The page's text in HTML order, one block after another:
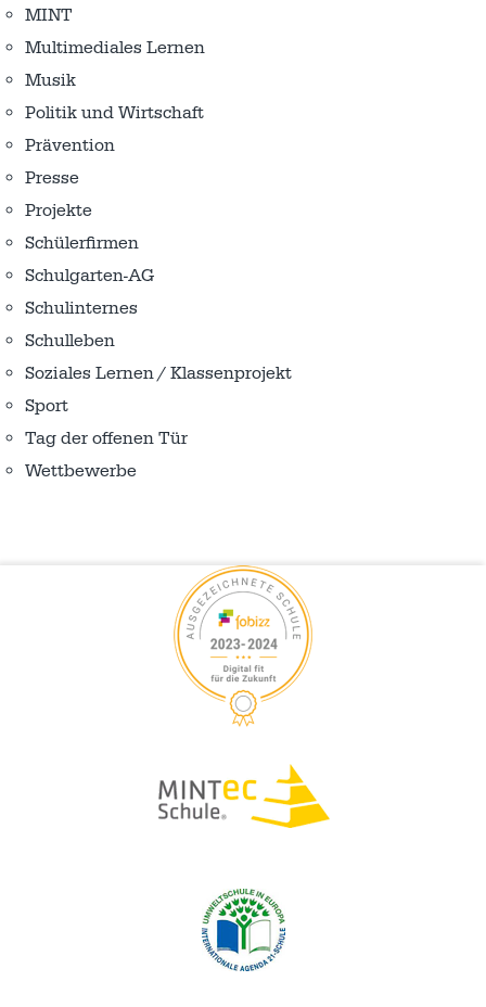
MINT
Multimediales Lernen
Musik
Politik und Wirtschaft
Prävention
Presse
Projekte
Schülerfirmen
Schulgarten-AG
Schulinternes
Schulleben
Soziales Lernen / Klassenprojekt
Sport
Tag der offenen Tür
Wettbewerbe